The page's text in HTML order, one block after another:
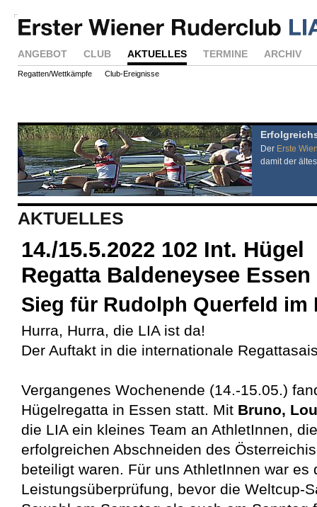
ANGEBOT CLUB AKTUELLES TERMINE ARCHIV
Regatten/Wettkämpfe Club-Ereignisse
Der Erste
damit der
AKTUELLES
14./15.5.2022 102 Int. Hügel
Regatta Baldeneysee Essen
Sieg für Rudolph Querfeld im
Hurra, Hurra, die LIA ist da!
Der Auftakt in die internationale
Vergangenes Wochenende (14.-15.05.)
Hügelregatta in Essen statt. Mit Bruno,
die LIA ein kleines Team an AthletInnen,
erfolgreichen Abschneiden des
beteiligt waren. Für uns AthletInnen war es
Leistungsüberprüfung, bevor die Weltcup-